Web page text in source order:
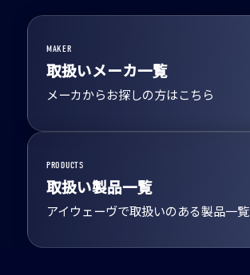
MAKER
取扱いメーカ一覧
メーカからお探しの方はこちら
PRODUCTS
取扱い製品一覧
アイウェーヴで取扱いのある製品一覧